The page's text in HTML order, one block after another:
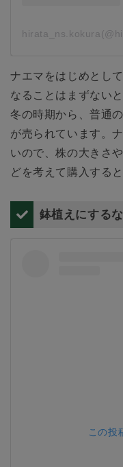
ナエマをはじめとし
なることはまずない
冬の時期から、普通
が売られています。
いので、株の大きさ
どを考えて購入する
鉢植えにする
この投